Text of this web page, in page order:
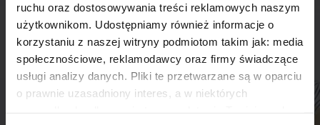
ruchu oraz dostosowywania treści reklamowych naszym
użytkownikom. Udostępniamy również informacje o
korzystaniu z naszej witryny podmiotom takim jak: media
społecznościowe, reklamodawcy oraz firmy świadczące
usługi analizy danych. Pliki te przetwarzane są w oparciu
o prawnie uzasadniony interes, a w niektórych
Skontaktuj się